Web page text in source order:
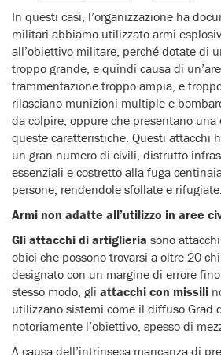
In questi casi, l’organizzazione ha
militari abbiamo utilizzato armi
all’obiettivo militare, perché dotate di
troppo grande, e quindi causa di
frammentazione troppo ampia, e
rilasciano munizioni multiple e
da colpire; oppure che presentano una
queste caratteristiche. Questi attacchi
un gran numero di civili, distrutto
essenziali e costretto alla fuga
persone, rendendole sfollate e rifugiate.
Armi non adatte all’utilizzo in aree
Gli attacchi di artiglieria sono
obici che possono trovarsi a oltre 20
designato con un margine di errore
stesso modo, gli attacchi con missili
utilizzano sistemi come il diffuso Grad
notoriamente l’obiettivo, spesso di
A causa dell’intrinseca mancanza di